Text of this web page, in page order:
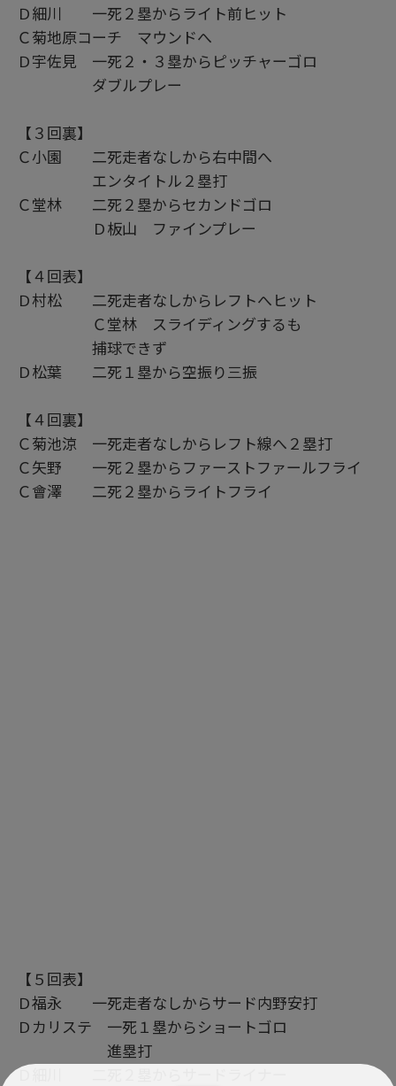
Ｄ細川 一死２塁からライト前ヒット
Ｃ菊地原コーチ マウンドへ
Ｄ宇佐見 一死２・３塁からピッチャーゴロ
ダブルプレー
【３回裏】
Ｃ小園 二死走者なしから右中間へ
エンタイトル２塁打
Ｃ堂林 二死２塁からセカンドゴロ
Ｄ板山 ファインプレー
【４回表】
Ｄ村松 二死走者なしからレフトへヒット
Ｃ堂林 スライディングするも
捕球できず
Ｄ松葉 二死１塁から空振り三振
【４回裏】
Ｃ菊池涼 一死走者なしからレフト線へ２塁打
Ｃ矢野 一死２塁からファーストファールフライ
Ｃ會澤 二死２塁からライトフライ
【５回表】
Ｄ福永 一死走者なしからサード内野安打
Ｄカリステ 一死１塁からショートゴロ
進塁打
Ｄ細川 二死２塁からサードライナー